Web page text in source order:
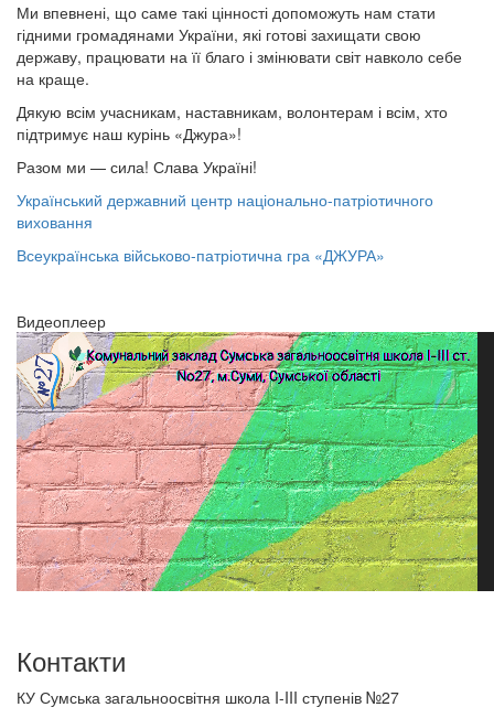
Ми впевнені, що саме такі цінності допоможуть нам стати
гідними громадянами України, які готові захищати свою
державу, працювати на її благо і змінювати світ навколо себе
на краще.
Дякую всім учасникам, наставникам, волонтерам і всім, хто
підтримує наш курінь «Джура»!
Разом ми — сила! Слава Україні!
Український державний центр національно-патріотичного
виховання
Всеукраїнська військово-патріотична гра «ДЖУРА»
Видеоплеер
Контакти
КУ Сумська загальноосвітня школа I-III ступенів №27